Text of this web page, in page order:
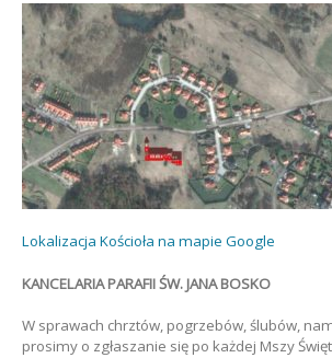
Lokalizacja Kościoła na mapie Google
KANCELARIA PARAFII ŚW. JANA BOSKO
W sprawach chrztów, pogrzebów, ślubów,
prosimy o zgłaszanie się po każdej Mszy